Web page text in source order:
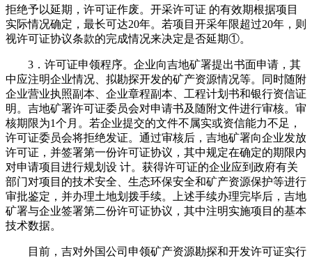
拒绝予以延期，许可证作废。开采许可证 的有效期根据项目
实际情况确定，最长可达20年。若项目开采年限超过20年，则
视许可证协议条款的完成情况来决定是否延期①。
3．许可证申领程序。企业向吉地矿署提出书面申请，其
中应注明企业情况、拟勘探开发的矿产资源情况等。同时随附
企业营业执照副本、企业章程副本、工程计划书和银行资信证
明。吉地矿署许可证委员会对申请书及随附文件进行审核。审
核期限为1个月。若企业提交的文件不属实或资信能力不足，
许可证委员会将拒绝发证。通过审核后，吉地矿署向企业发放
许可证，并签署第一份许可证协议，其中规定在确定的期限内
对申请项目进行规划设 计。获得许可证的企业应到政府有关
部门对项目的技术安全、生态环保安全和矿产资源保护等进行
审批鉴定，并办理土地划拨手续。上述手续办理完毕后，吉地
矿署与企业签署第二份许可证协议，其中注明实施项目的基本
技术数据。
目前，吉对外国公司申领矿产资源勘探和开发许可证实行